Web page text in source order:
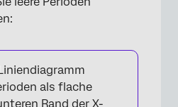
als flache
Rand der X-